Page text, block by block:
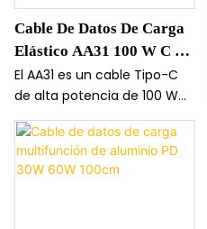
una batería de 4 a 8 horas y
el sonido estéreo bilateral
hacen de este dispositivo de
aleación de aluminio el
compañero perfecto para
cualquier lugar.
Cable De Datos De Carga
Elástico AA31 100 W C A
C
El AA31 es un cable Tipo-C
de alta potencia de 100 W
con un cordón elástico
integrado que se extiende
hasta 1 metro. Con
conectores de aleación de